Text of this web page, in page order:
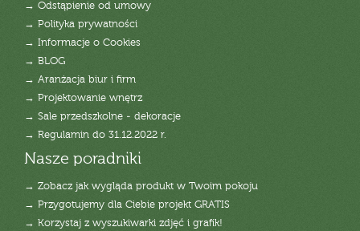
→ Odstąpienie od umowy
→ Polityka prywatności
→ Informacje o Cookies
→ BLOG
→ Aranżacja biur i firm
→ Projektowanie wnętrz
→ Sale przedszkolne - dekoracje
→ Regulamin do 31.12.2022 r.
Nasze poradniki
→ Zobacz jak wygląda produkt w Twoim pokoju
→ Przygotujemy dla Ciebie projekt GRATIS
→ Korzystaj z wyszukiwarki zdjęć i grafik!